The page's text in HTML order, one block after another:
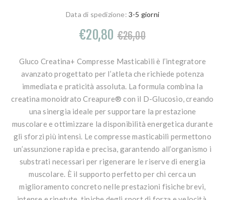
Data di spedizione: 3-5 giorni
€20,80 €26,00
Gluco Creatina+ Compresse Masticabili è l’integratore
avanzato progettato per l’atleta che richiede potenza
immediata e praticità assoluta. La formula combina la
creatina monoidrato Creapure® con il D-Glucosio, creando
una sinergia ideale per supportare la prestazione
muscolare e ottimizzare la disponibilità energetica durante
gli sforzi più intensi. Le compresse masticabili permettono
un’assunzione rapida e precisa, garantendo all’organismo i
substrati necessari per rigenerare le riserve di energia
muscolare. È il supporto perfetto per chi cerca un
miglioramento concreto nelle prestazioni fisiche brevi,